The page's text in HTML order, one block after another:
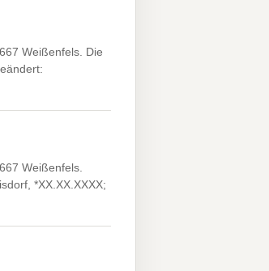
Weißenfels. Die
Weißenfels.
*XX.XX.XXXX;